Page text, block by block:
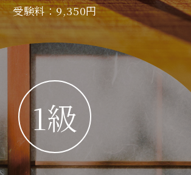
受験料：9,350円
1級